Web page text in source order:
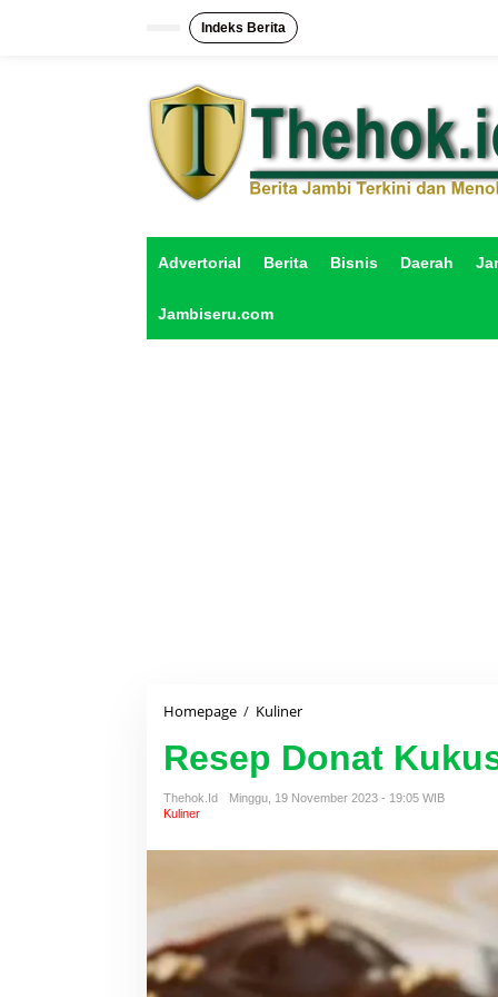
Indeks Berita
Advertorial Berita Bisnis Daerah
Jambiseru.com
Homepage / Kuliner
s
e
p
n
a
K
u
k
Resep Donat
Thehok.id
Minggu, 19 November 2023 - 19:05 WIB
Kuliner